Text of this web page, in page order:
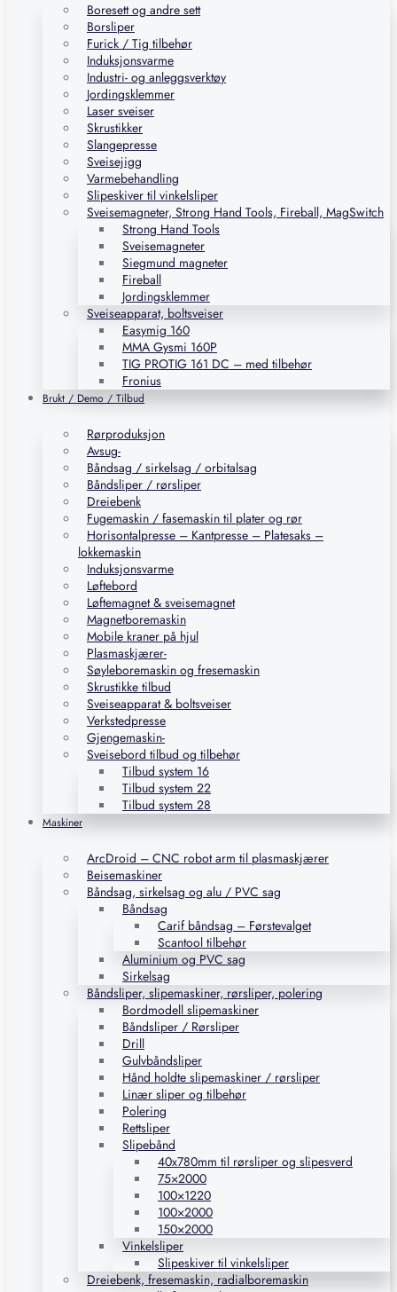
Boresett og andre sett
Borsliper
Furick / Tig tilbehør
Induksjonsvarme
Industri- og anleggsverktøy
Jordingsklemmer
Laser sveiser
Skrustikker
Slangepresse
Sveisejigg
Varmebehandling
Slipeskiver til vinkelsliper
Sveisemagneter, Strong Hand Tools, Fireball, MagSwitch
Strong Hand Tools
Sveisemagneter
Siegmund magneter
Fireball
Jordingsklemmer
Sveiseapparat, boltsveiser
Easymig 160
MMA Gysmi 160P
TIG PROTIG 161 DC – med tilbehør
Fronius
Brukt / Demo / Tilbud
Rørproduksjon
Avsug-
Båndsag / sirkelsag / orbitalsag
Båndsliper / rørsliper
Dreiebenk
Fugemaskin / fasemaskin til plater og rør
Horisontalpresse – Kantpresse – Platesaks –
lokkemaskin
Induksjonsvarme
Løftebord
Løftemagnet & sveisemagnet
Magnetboremaskin
Mobile kraner på hjul
Plasmaskjærer-
Søyleboremaskin og fresemaskin
Skrustikke tilbud
Sveiseapparat & boltsveiser
Verkstedpresse
Gjengemaskin-
Sveisebord tilbud og tilbehør
Tilbud system 16
Tilbud system 22
Tilbud system 28
Maskiner
ArcDroid – CNC robot arm til plasmaskjærer
Beisemaskiner
Båndsag, sirkelsag og alu / PVC sag
Båndsag
Carif båndsag – Førstevalget
Scantool tilbehør
Aluminium og PVC sag
Sirkelsag
Båndsliper, slipemaskiner, rørsliper, polering
Bordmodell slipemaskiner
Båndsliper / Rørsliper
Drill
Gulvbåndsliper
Hånd holdte slipemaskiner / rørsliper
Linær sliper og tilbehør
Polering
Rettsliper
Slipebånd
40x780mm til rørsliper og slipesverd
75×2000
100×1220
100×2000
150×2000
Vinkelsliper
Slipeskiver til vinkelsliper
Dreiebenk, fresemaskin, radialboremaskin